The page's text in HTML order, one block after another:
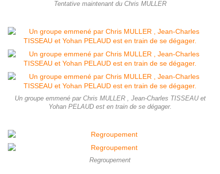
Tentative maintenant du Chris MULLER
Un groupe emmené par Chris MULLER , Jean-Charles TISSEAU et
Yohan PELAUD est en train de se dégager.
Regroupement